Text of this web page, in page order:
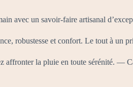
avec un savoir-faire artisanal
robustesse et confort. Le tout à un
affronter la pluie en toute sérénité. —